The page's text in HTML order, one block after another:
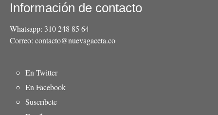
Información de contacto
Whatsapp: 310 248 85 64
Correo: contacto@nuevagaceta.co
Menú
del
pie
En Twitter
En Facebook
Suscríbete